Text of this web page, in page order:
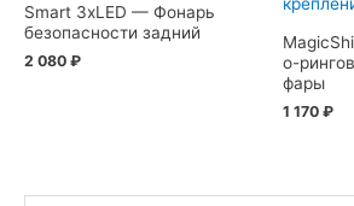
Smart 3xLED — Фонарь
безопасности задний
2 080 ₽
о-
фары
1 170 ₽